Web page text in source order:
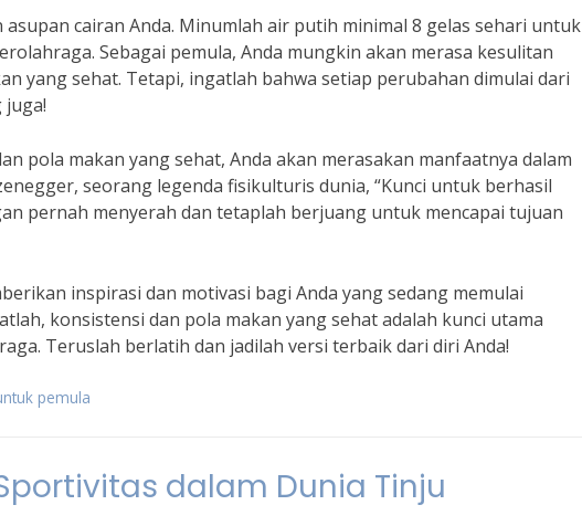
cairan Anda. Minumlah air putih minimal 8 gelas sehari untuk
Sebagai pemula, Anda mungkin akan merasa kesulitan
yang sehat. Tetapi, ingatlah bahwa setiap perubahan dimulai dari
juga!
pola makan yang sehat, Anda akan merasakan manfaatnya dalam
seorang legenda fisikulturis dunia, “Kunci untuk berhasil
pernah menyerah dan tetaplah berjuang untuk mencapai tujuan
inspirasi dan motivasi bagi Anda yang sedang memulai
konsistensi dan pola makan yang sehat adalah kunci utama
Teruslah berlatih dan jadilah versi terbaik dari diri Anda!
pemula
dalam Dunia Tinju